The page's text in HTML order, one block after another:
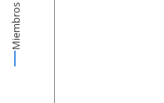
Miembros